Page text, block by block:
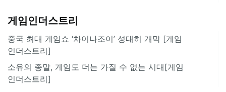
게임인더스트리
중국 최대 게임쇼 ‘차이나조이’ 성대히 개막 [게임
인더스트리]
소유의 종말, 게임도 더는 가질 수 없는 시대[게임
인더스트리]